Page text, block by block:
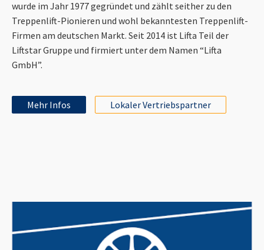
wurde im Jahr 1977 gegründet und zählt seither zu den
Treppenlift-Pionieren und wohl bekanntesten Treppenlift-
Firmen am deutschen Markt. Seit 2014 ist Lifta Teil der
Liftstar Gruppe und firmiert unter dem Namen “Lifta
GmbH”.
Mehr Infos Lokaler Vertriebspartner